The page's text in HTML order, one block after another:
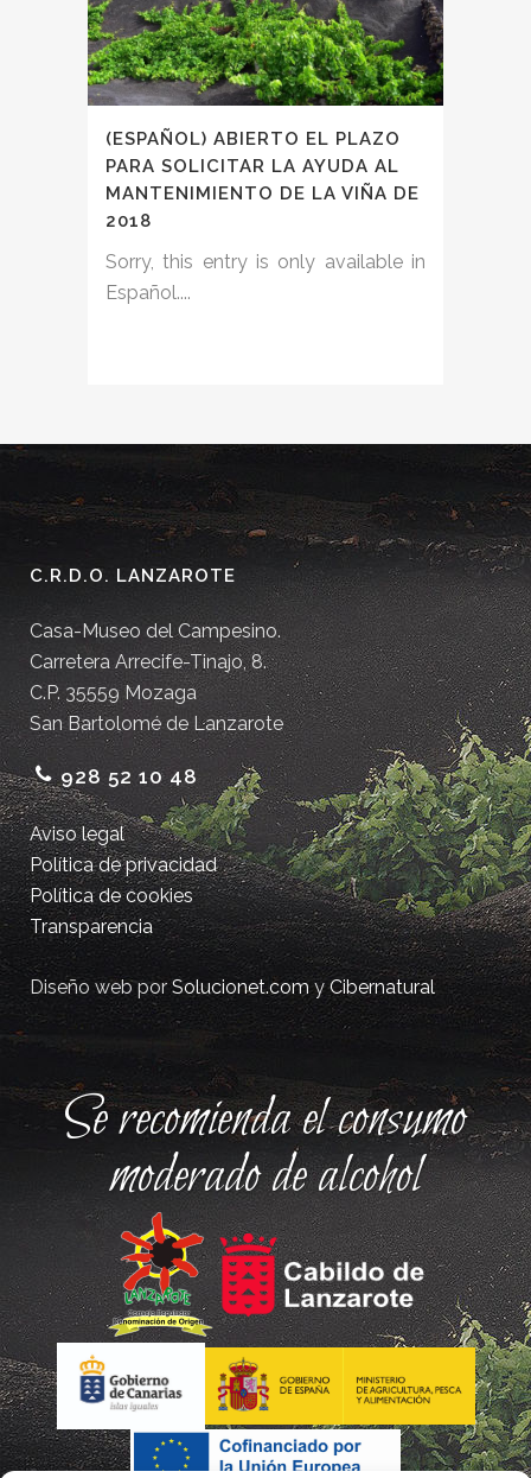
(ESPAÑOL) ABIERTO EL PLAZO
PARA SOLICITAR LA AYUDA AL
MANTENIMIENTO DE LA VIÑA DE
2018
Sorry, this entry is only available in
Español....
C.R.D.O. LANZAROTE
Casa-Museo del Campesino.
Carretera Arrecife-Tinajo, 8.
C.P. 35559 Mozaga
San Bartolomé de Lanzarote
928 52 10 48
Aviso legal
Política de privacidad
Política de cookies
Transparencia
Diseño web porSolucionet.comyCibernatural
Se recomienda el consumo
moderado de alcohol